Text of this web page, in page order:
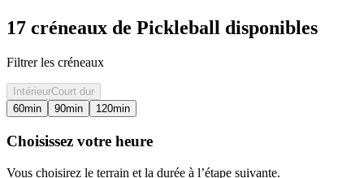
17 créneaux de Pickleball disponibles
Filtrer les créneaux
IntérieurCourt dur
60min 90min 120min
Choisissez votre heure
Vous choisirez le terrain et la durée à l’étape suivante.